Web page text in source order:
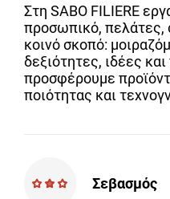
Στη SABO FILIERE
προσωπικό, πελάτες,
κοινό σκοπό:
δεξιότητες, ιδέες
προσφέρουμε
ποιότητας και
Σεβασμός